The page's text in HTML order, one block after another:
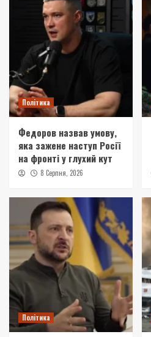
Політика
Федоров назвав умову,
яка зажене наступ Росії
на фронті у глухий кут
8 Серпня, 2026
Політика